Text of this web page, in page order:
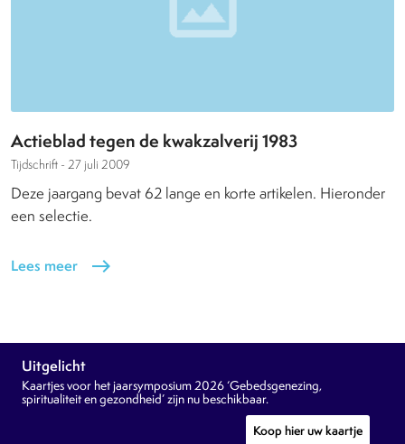
Actieblad tegen de kwakzalverij 1983
Tijdschrift - 27 juli 2009
Deze jaargang bevat 62 lange en korte artikelen. Hieronder
een selectie.
Lees meer east
Uitgelicht
Kaartjes voor het jaarsymposium 2026 ‘Gebedsgenezing,
spiritualiteit en gezondheid’ zijn nu beschikbaar.
Koop hier uw kaartje